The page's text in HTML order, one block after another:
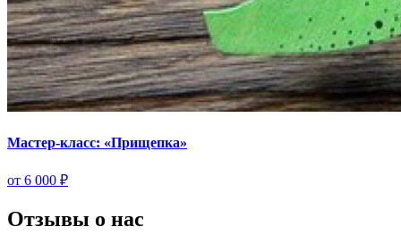
Мастер-класс: «Прищепка»
от 6 000 ₽
Отзывы о нас